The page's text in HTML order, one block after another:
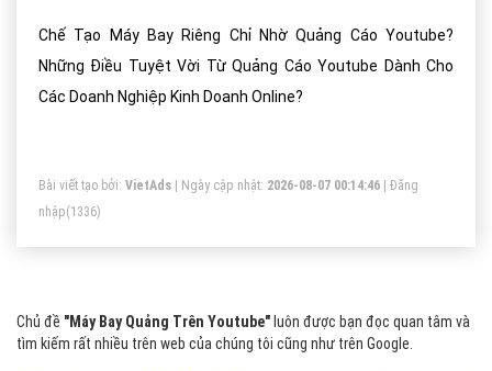
Chế Tạo Máy Bay Riêng Chỉ Nhờ Quảng Cáo Youtube?
Những Điều Tuyệt Vời Từ Quảng Cáo Youtube Dành Cho
Các Doanh Nghiệp Kinh Doanh Online?
Bài viết tạo bởi: VietAds | Ngày cập nhật: 2026-08-07 00:14:46
Đăng
nhập(1336)
Chủ đề "Máy Bay Quảng Trên Youtube" luôn được bạn đọc quan tâm và
tìm kiếm rất nhiều trên web của chúng tôi cũng như trên Google.